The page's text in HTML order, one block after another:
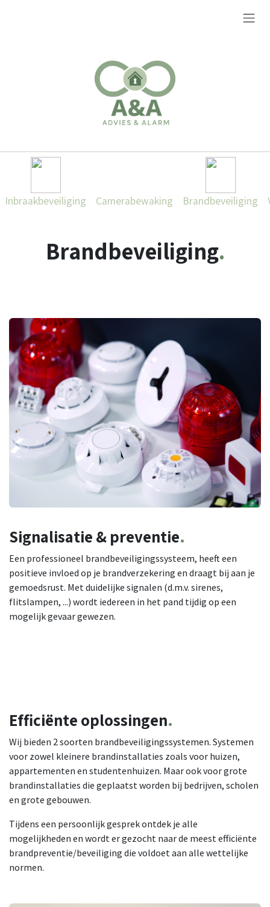
Inbraakbeveiliging Camerabewaking Brandbeveiliging
Brandbeveiliging.
Signalisatie&preventie.
Een professioneel brandbeveiligingssysteem, heeft een
positieve invloed op je brandverzekering en draagt bij aan je
gemoedsrust. Met duidelijke signalen (d.m.v. sirenes,
flitslampen, ...) wordt iedereen in het pand tijdig op een
mogelijk gevaar gewezen.
Efficiënteoplossingen.
Wij bieden 2 soorten brandbeveiligingssystemen. Systemen
voor zowel kleinere brandinstallaties zoals voor huizen,
appartementen en studentenhuizen. Maar ook voor grote
brandinstallaties die geplaatst worden bij bedrijven, scholen
en grote gebouwen.
Tijdens een persoonlijk gesprek ontdek je alle
mogelijkheden en wordt er gezocht naar de meest efficiënte
brandpreventie/beveiliging die voldoet aan alle wettelijke
normen.